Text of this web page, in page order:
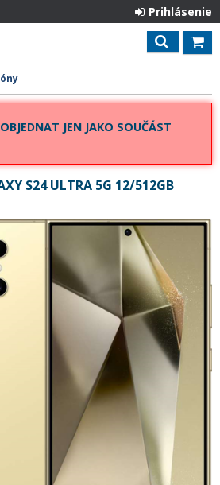
Prihlásenie
JEN JAKO SOUČÁST
S24 ULTRA 5G 12/512GB